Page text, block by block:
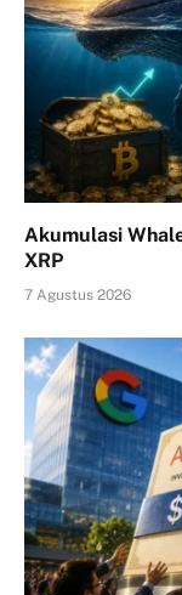
Akumulasi
XRP
7 Agustus 2026